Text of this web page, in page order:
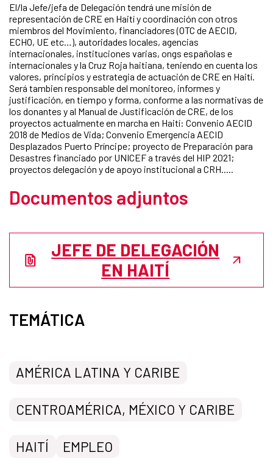
El/la Jefe/jefa de Delegación tendrá une misión de
representación de CRE en Haití y coordinación con otros
miembros del Movimiento, financiadores (OTC de AECID,
ECHO, UE etc…), autoridades locales, agencias
internacionales, instituciones varias, ongs españolas e
internacionales y la Cruz Roja haitiana, teniendo en cuenta los
valores, principios y estrategia de actuación de CRE en Haití.
Será tambien responsable del monitoreo, informes y
justificación, en tiempo y forma, conforme a las normativas de
los donantes y al Manual de Justificación de CRE, de los
proyectos actualmente en marcha en Haití: Convenio AECID
2018 de Medios de Vida; Convenio Emergencia AECID
Desplazados Puerto Príncipe; proyecto de Preparación para
Desastres financiado por UNICEF a través del HIP 2021;
proyectos delegación y de apoyo institucional a CRH.....
Documentos adjuntos
JEFE DE DELEGACIÓN
EN HAITÍ
TEMÁTICA
AMÉRICA LATINA Y CARIBE
CENTROAMÉRICA, MÉXICO Y CARIBE
HAITÍ EMPLEO